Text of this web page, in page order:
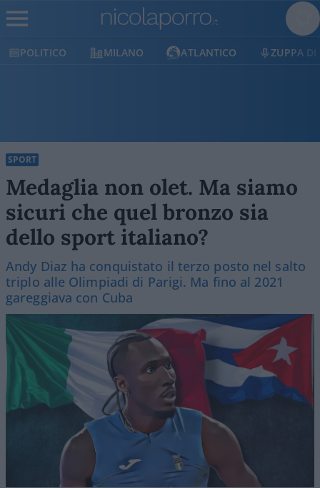
POLITICO MILANO ATLANTICO ZUPPA DI
SPORT
Medaglia non olet. Ma siamo
sicuri che quel bronzo sia
dello sport italiano?
Andy Diaz ha conquistato il terzo posto nel salto
triplo alle Olimpiadi di Parigi. Ma fino al 2021
gareggiava con Cuba